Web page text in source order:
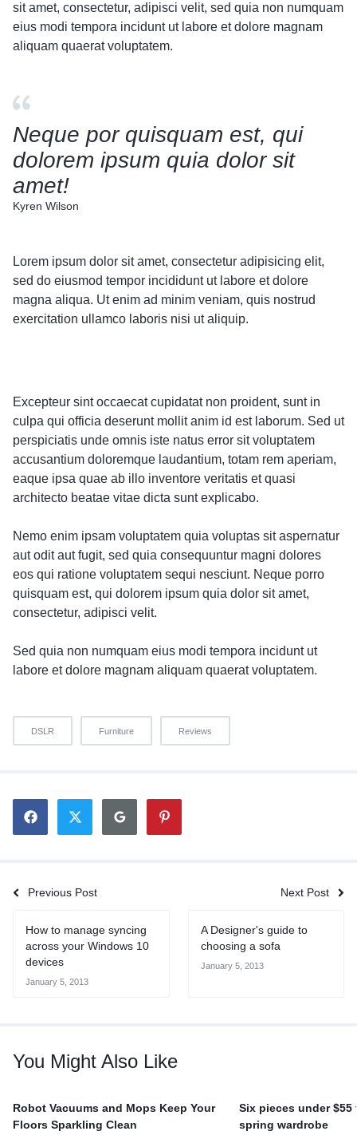
sit amet, consectetur, adipisci velit, sed quia non numquam
eius modi tempora incidunt ut labore et dolore magnam
aliquam quaerat voluptatem.
Neque por quisquam est, qui
dolorem ipsum quia dolor sit
amet!
Kyren Wilson
Lorem ipsum dolor sit amet, consectetur adipisicing elit,
sed do eiusmod tempor incididunt ut labore et dolore
magna aliqua. Ut enim ad minim veniam, quis nostrud
exercitation ullamco laboris nisi ut aliquip.
Excepteur sint occaecat cupidatat non proident, sunt in
culpa qui officia deserunt mollit anim id est laborum. Sed ut
perspiciatis unde omnis iste natus error sit voluptatem
accusantium doloremque laudantium, totam rem aperiam,
eaque ipsa quae ab illo inventore veritatis et quasi
architecto beatae vitae dicta sunt explicabo.
Nemo enim ipsam voluptatem quia voluptas sit aspernatur
aut odit aut fugit, sed quia consequuntur magni dolores
eos qui ratione voluptatem sequi nesciunt. Neque porro
quisquam est, qui dolorem ipsum quia dolor sit amet,
consectetur, adipisci velit.
Sed quia non numquam eius modi tempora incidunt ut
labore et dolore magnam aliquam quaerat voluptatem.
DSLR Furniture Reviews
Previous Post Next Post
How to manage syncing
across your Windows 10
devices
January 5, 2013
A Designer's guide to
choosing a sofa
January 5, 2013
You Might Also Like
Robot Vacuums and Mops Keep Your
Floors Sparkling Clean
Six pieces under
spring wardrobe